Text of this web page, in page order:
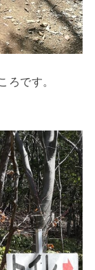
ろです。